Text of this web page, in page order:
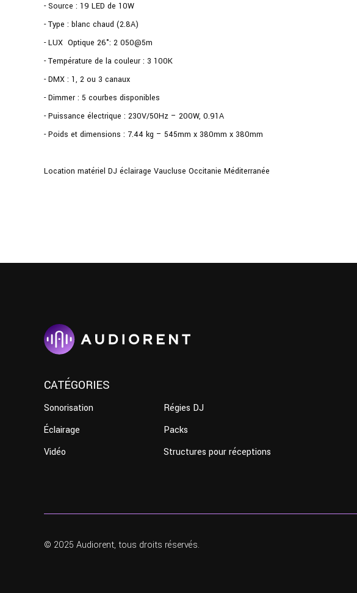
- Source : 19 LED de 10W
- Type : blanc chaud (2.8A)
- LUX Optique 26°: 2 050@5m
- Température de la couleur : 3 100K
- DMX : 1, 2 ou 3 canaux
- Dimmer : 5 courbes disponibles
- Puissance électrique : 230V/50Hz – 200W, 0.91A
- Poids et dimensions : 7.44 kg – 545mm x 380mm x 380mm
Location matériel DJ éclairage Vaucluse Occitanie Méditerranée
CATÉGORIES
Sonorisation
Régies DJ
Éclairage
Packs
Vidéo
Structures pour réceptions
© 2025 Audiorent, tous droits réservés.